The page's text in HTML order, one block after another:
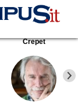
Crepet